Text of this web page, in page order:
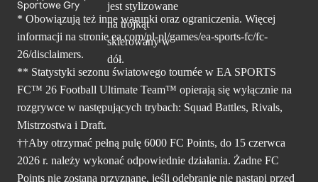
Sportowe Gry
* Obowiązują też inne warunki oraz ograniczenia. Więcej
informacji na stronie ea.com/pl-pl/games/ea-sports-fc/fc-
26/disclaimers.
** Statystyki sezonu światowego tournée w EA SPORTS
FC™ 26 Football Ultimate Team™ opierają się wyłącznie na
rozgrywce w następujących trybach: Squad Battles, Rivals,
Mistrzostwa i Draft.
††Aby otrzymać pełną pulę 6000 FC Points, do 15 czerwca
2026 r. należy wykonać odpowiednie działania. Żadne FC
Points nie zostaną przyznane, jeśli odebranie nie nastąpi przed